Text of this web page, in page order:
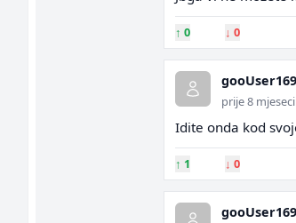
↑ 0 ↓ 0
prije 8 mjeseci
Idite onda kod
↑ 1 ↓ 0